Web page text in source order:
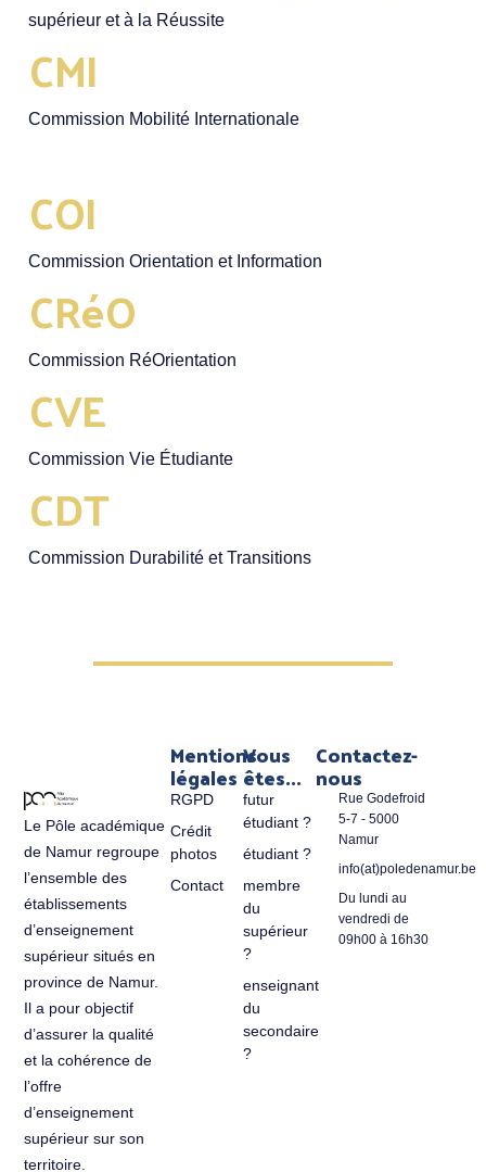
supérieur et à la Réussite
CMI
Commission Mobilité Internationale
COI
Commission Orientation et Information
CRéO
Commission RéOrientation
CVE
Commission Vie Étudiante
CDT
Commission Durabilité et Transitions
Le Pôle académique
de Namur regroupe
l’ensemble des
établissements
d’enseignement
supérieur situés en
province de Namur.
Il a pour objectif
d’assurer la qualité
et la cohérence de
l’offre
d’enseignement
supérieur sur son
territoire.
Vous
êtes...
futur
étudiant ?
étudiant ?
membre
du
supérieur
?
enseignant
du
secondaire
?
Mentions
légales
RGPD
Crédit
photos
Contact
Contactez-
nous
Rue Godefroid
5-7 - 5000
Namur
info(at)poledenamur.be
Du lundi au
vendredi de
09h00 à 16h30